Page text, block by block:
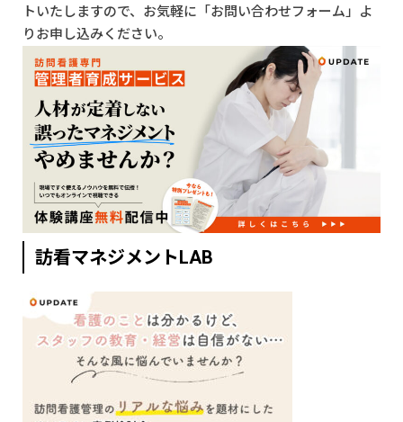
トいたしますので、お気軽に「お問い合わせフォーム」よ
りお申し込みください。
訪看マネジメントLAB